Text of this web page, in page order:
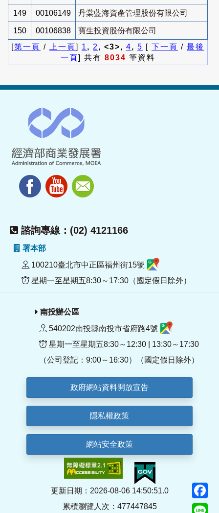
149 00106149 丹棠藍海資產管理股份有限公司
150 00106838
寶生投資股份有限公司
[第一頁 / 上一頁] 1 , 2 , <3>, 4, 5 [ 下一頁 / 最後
一頁] 共有 8034 筆資料
諮詢專線：(02) 4121166
署本部
100210臺北市中正區福州街15號
星期一至星期五8:30～17:30（國定假日除外）
南投辦公區
540202南投縣南投市省府路4號
星期一至星期五8:30～12:30 | 13:30～17:30
（公司登記：9:00～16:30）（國定假日除外）
政府網站資料開放宣告
隱私權政策
網站安全政策
更新日期：2026-08-06 14:50:51.0
累積瀏覽人次：477447845